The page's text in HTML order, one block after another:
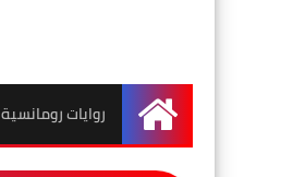
الرئيسية
روايات رومانسية